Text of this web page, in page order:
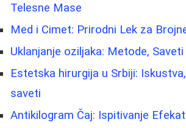
Telesne Mase
Med i Cimet: Prirodni Lek za
Uklanjanje oziljaka: Metode,
Estetska hirurgija u Srbiji:
saveti
Antikilogram Čaj: Ispitivanje